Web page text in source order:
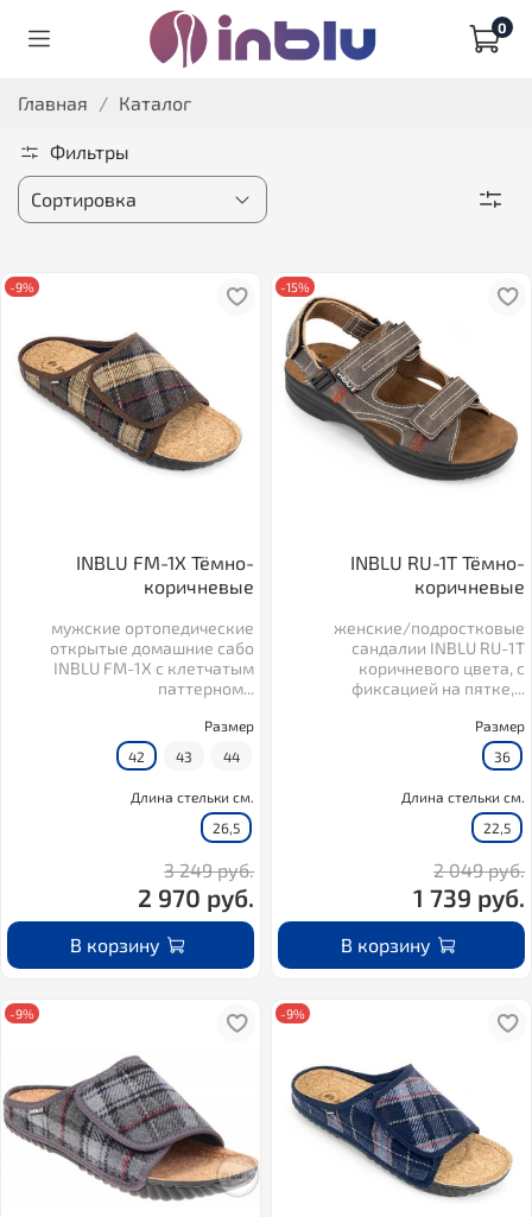
0
Главная Каталог
Фильтры
-9%
INBLU FM-1X Тёмно-
коричневые
мужские ортопедические
открытые домашние сабо
INBLU FM-1X с клетчатым
паттерном...
Размер
42
43 44
Длина стельки см.
26,5
3 249 руб.
2 970 руб.
В корзину
-15%
INBLU RU-1T Тёмно-
коричневые
женские/подростковые
сандалии INBLU RU-1T
коричневого цвета, с
фиксацией на пятке,...
Размер
36
Длина стельки см.
22,5
2 049 руб.
1 739 руб.
В корзину
-9% -9%